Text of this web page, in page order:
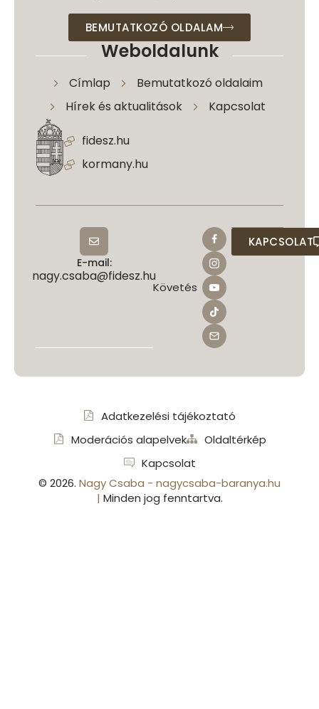
BEMUTATKOZÓ OLDALAM
Weboldalunk
Címlap
Bemutatkozó oldalaim
Hírek és aktualitások
Kapcsolat
fidesz.hu
kormany.hu
E-mail:
nagy.csaba@fidesz.hu
Követés
KAPCSOLAT
Adatkezelési tájékoztató
Moderációs alapelvek
Oldaltérkép
Kapcsolat
© 2026. Nagy Csaba - nagycsaba-baranya.hu
| Minden jog fenntartva.